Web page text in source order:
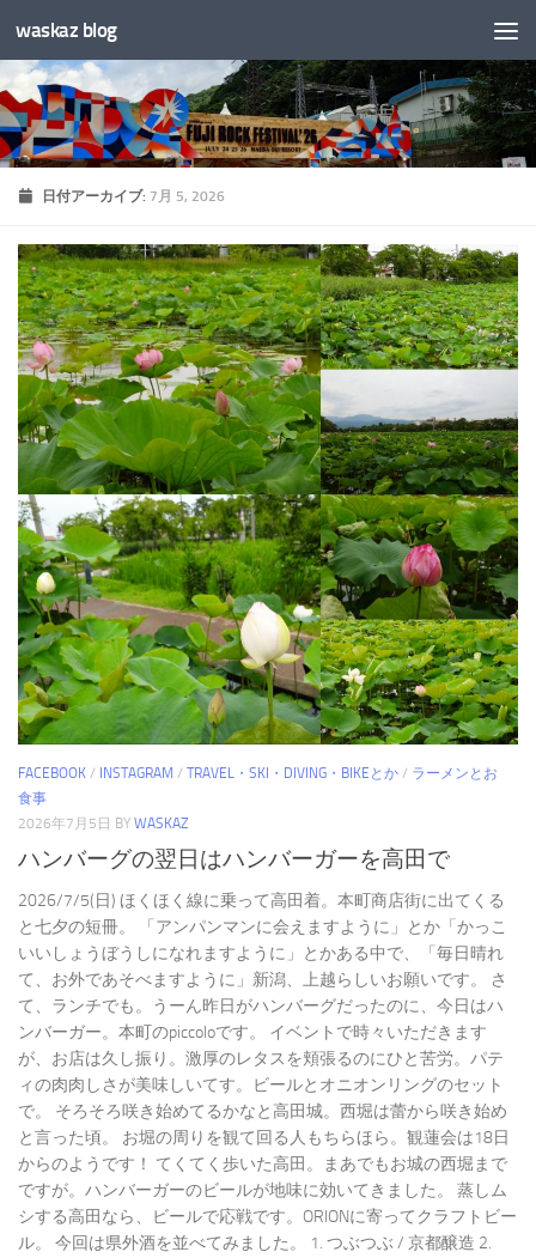
コンテンツへスキップ
waskaz blog
日付アーカイブ: 7月 5, 2026
FACEBOOK / INSTAGRAM / TRAVEL・SKI・DIVING・BIKEとか / ラーメンとお
食事
2026年7月5日 BY WASKAZ
ハンバーグの翌日はハンバーガーを高田で
2026/7/5(日) ほくほく線に乗って高田着。本町商店街に出てくる
と七夕の短冊。 「アンパンマンに会えますように」とか「かっこ
いいしょうぼうしになれますように」とかある中で、「毎日晴れ
て、お外であそべますように」新潟、上越らしいお願いです。 さ
て、ランチでも。うーん昨日がハンバーグだったのに、今日はハ
ンバーガー。本町のpiccoloです。 イベントで時々いただきます
が、お店は久し振り。激厚のレタスを頬張るのにひと苦労。パテ
ィの肉肉しさが美味しいてす。ビールとオニオンリングのセット
で。 そろそろ咲き始めてるかなと高田城。西堀は蕾から咲き始め
と言った頃。 お堀の周りを観て回る人もちらほら。観蓮会は18日
からのようです！ てくてく歩いた高田。まあでもお城の西堀まで
ですが。ハンバーガーのビールが地味に効いてきました。 蒸しム
シする高田なら、ビールで応戦です。ORIONに寄ってクラフトビー
ル。 今回は県外酒を並べてみました。 1. つぶつぶ / 京都醸造 2.